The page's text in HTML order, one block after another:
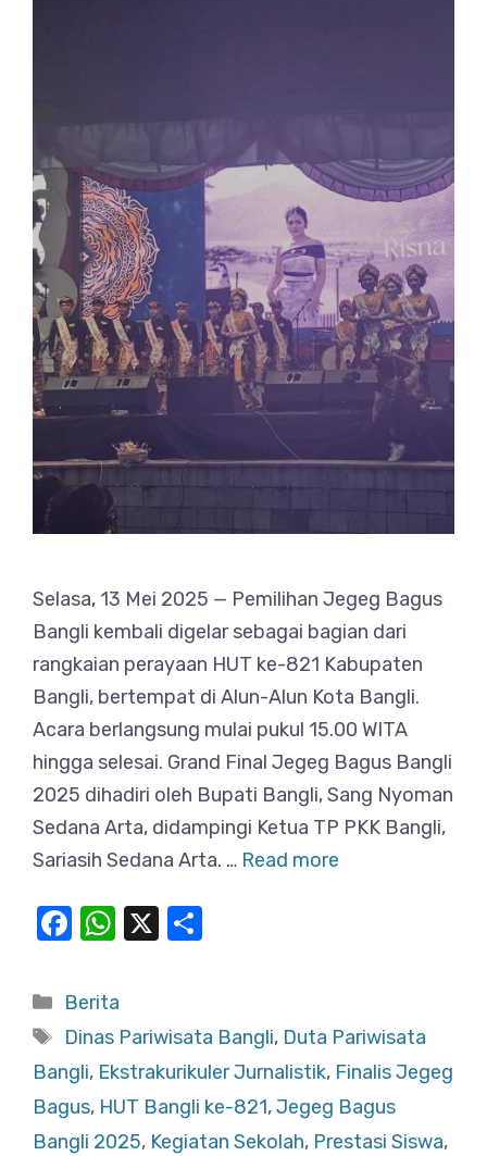
Selasa, 13 Mei 2025 — Pemilihan Jegeg Bagus
Bangli kembali digelar sebagai bagian dari
rangkaian perayaan HUT ke-821 Kabupaten
Bangli, bertempat di Alun-Alun Kota Bangli.
Acara berlangsung mulai pukul 15.00 WITA
hingga selesai. Grand Final Jegeg Bagus Bangli
2025 dihadiri oleh Bupati Bangli, Sang Nyoman
Sedana Arta, didampingi Ketua TP PKK Bangli,
Sariasih Sedana Arta. … Read more
F
c
e
b
o
o
W
at
s
A
p
p
X
e
Categories
Berita
Tags
Dinas Pariwisata Bangli, Duta Pariwisata
Bangli, Ekstrakurikuler Jurnalistik, Finalis Jegeg
Bagus, HUT Bangli ke-821,Jegeg Bagus
Bangli 2025, Kegiatan Sekolah, Prestasi Siswa,